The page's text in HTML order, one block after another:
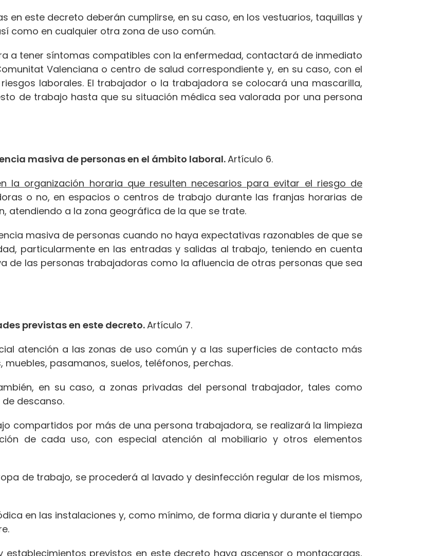
en este decreto deberán cumplirse, en su caso, en los vestuarios, taquillas y
como en cualquier otra zona de uso común.
a tener síntomas compatibles con la enfermedad, contactará de inmediato
Valenciana o centro de salud correspondiente y, en su caso, con el
laborales. El trabajador o la trabajadora se colocará una mascarilla,
de trabajo hasta que su situación médica sea valorada por una persona
masiva de personas en el ámbito laboral.Artículo 6.
la organización horaria que resulten necesarios para evitar el riesgo de
o no, en espacios o centros de trabajo durante las franjas horarias de
atendiendo a la zona geográfica de la que se trate.
masiva de personas cuando no haya expectativas razonables de que se
particularmente en las entradas y salidas al trabajo, teniendo en cuenta
de las personas trabajadoras como la afluencia de otras personas que sea
previstas en este decreto.Artículo 7.
atención a las zonas de uso común y a las superficies de contacto más
pasamanos, suelos, teléfonos, perchas.
en su caso, a zonas privadas del personal trabajador, tales como
descanso.
compartidos por más de una persona trabajadora, se realizará la limpieza
de cada uso, con especial atención al mobiliario y otros elementos
de trabajo, se procederá al lavado y desinfección regular de los mismos,
en las instalaciones y, como mínimo, de forma diaria y durante el tiempo
establecimientos previstos en este decreto haya ascensor o montacargas,